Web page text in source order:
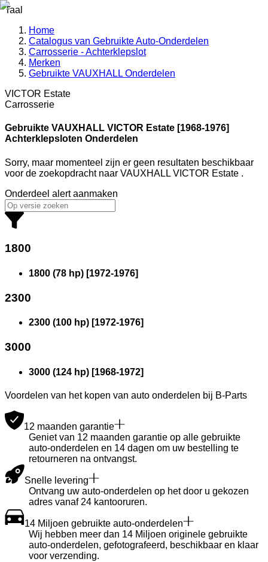
Taal
Home
Catalogus van Gebruikte Auto-Onderdelen
Carrosserie - Achterklepslot
Merken
Gebruikte VAUXHALL Onderdelen
VICTOR Estate
Carrosserie
Gebruikte VAUXHALL VICTOR Estate [1968-1976]
Achterklepsloten Onderdelen
Sorry, maar momenteel zijn er geen resultaten beschikbaar
voor de zoekopdracht naar VAUXHALL VICTOR Estate .
Onderdeel alert aanmaken
1800
1800 (78 hp) [1972-1976]
2300
2300 (100 hp) [1972-1976]
3000
3000 (124 hp) [1968-1972]
Voordelen van het kopen van auto onderdelen bij B-Parts
12 maanden garantie
Geniet van 12 maanden garantie op alle gebruikte
auto-onderdelen en 14 dagen om uw bestelling te
retourneren na ontvangst.
Snelle levering
Ontvang uw auto-onderdelen op het door u gekozen
adres vanaf 24 kantooruren.
14 Miljoen gebruikte auto-onderdelen
Wij hebben meer dan 14 Miljoen originele gebruikte
auto-onderdelen, gefotografeerd, beschikbaar en klaar
voor verzending.